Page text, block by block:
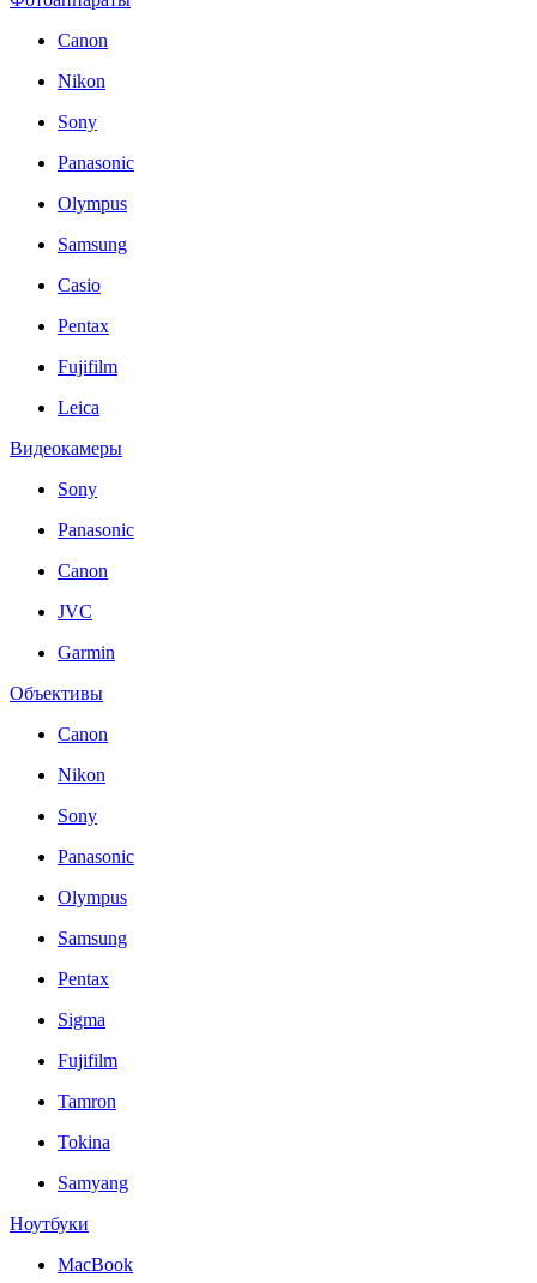
Canon
Nikon
Sony
Panasonic
Olympus
Samsung
Casio
Pentax
Fujifilm
Leica
Видеокамеры
Sony
Panasonic
Canon
JVC
Garmin
Объективы
Canon
Nikon
Sony
Panasonic
Olympus
Samsung
Pentax
Sigma
Fujifilm
Tamron
Tokina
Samyang
Ноутбуки
MacBook